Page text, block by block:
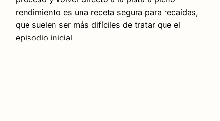
rendimiento es una receta segura para recaídas,
que suelen ser más difíciles de tratar que el
episodio inicial.